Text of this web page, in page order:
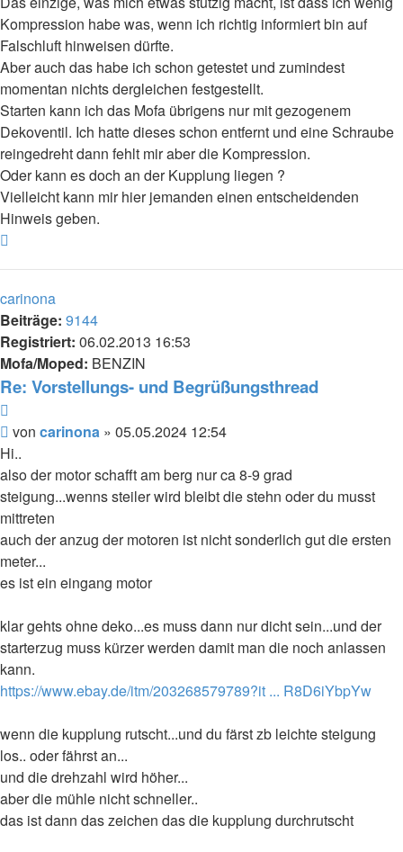
Kompression habe was, wenn ich richtig informiert bin auf
Falschluft hinweisen dürfte.
Aber auch das habe ich schon getestet und zumindest
momentan nichts dergleichen festgestellt.
Starten kann ich das Mofa übrigens nur mit gezogenem
Dekoventil. Ich hatte dieses schon entfernt und eine Schraube
reingedreht dann fehlt mir aber die Kompression.
Oder kann es doch an der Kupplung liegen ?
Vielleicht kann mir hier jemanden einen entscheidenden
Hinweis geben.
carinona
Beiträge: 9144
Registriert: 06.02.2013 16:53
Mofa/Moped: BENZIN
Re: Vorstellungs- und Begrüßungsthread
Beitrag
von carinona » 05.05.2024 12:54
Hi..
also der motor schafft am berg nur ca 8-9 grad
steigung...wenns steiler wird bleibt die stehn oder du musst
mittreten
auch der anzug der motoren ist nicht sonderlich gut die ersten
meter...
es ist ein eingang motor
klar gehts ohne deko...es muss dann nur dicht sein...und der
starterzug muss kürzer werden damit man die noch anlassen
kann.
https://www.ebay.de/itm/203268579789?it ... R8D6iYbpYw
wenn die kupplung rutscht...und du färst zb leichte steigung
los.. oder fährst an...
und die drehzahl wird höher...
aber die mühle nicht schneller..
das ist dann das zeichen das die kupplung durchrutscht